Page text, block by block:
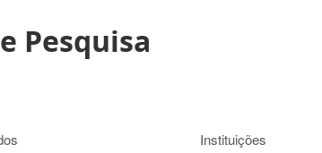
Pesquisa
Instituições